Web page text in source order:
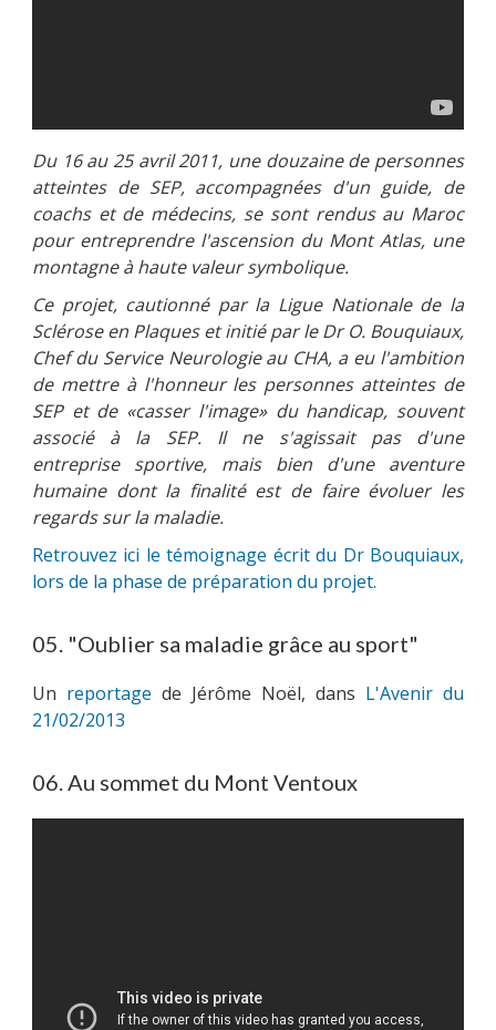
Du 16 au 25 avril 2011, une douzaine de personnes
atteintes de SEP, accompagnées d'un guide, de
coachs et de médecins, se sont rendus au Maroc
pour entreprendre l'ascension du Mont Atlas, une
montagne à haute valeur symbolique.
Ce projet, cautionné par la Ligue Nationale de la
Sclérose en Plaques et initié par le Dr O. Bouquiaux,
Chef du Service Neurologie au CHA, a eu l'ambition
de mettre à l'honneur les personnes atteintes de
SEP et de «casser l'image» du handicap, souvent
associé à la SEP. Il ne s'agissait pas d'une
entreprise sportive, mais bien d'une aventure
humaine dont la finalité est de faire évoluer les
regards sur la maladie.
Retrouvez ici le témoignage écrit du Dr Bouquiaux,
lors de la phase de préparation du projet.
05. "Oublier sa maladie grâce au sport"
Un reportage de Jérôme Noël, dans L'Avenir du
21/02/2013
06. Au sommet du Mont Ventoux